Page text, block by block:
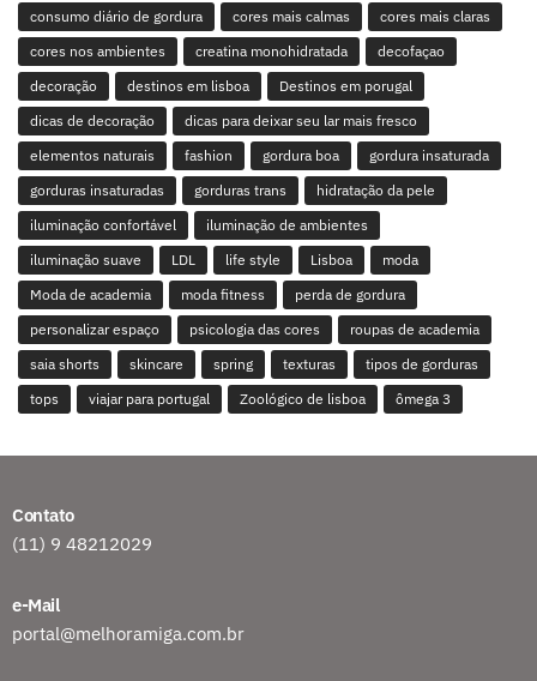
consumo diário de gordura
cores mais calmas
cores mais claras
cores nos ambientes
creatina monohidratada
decofaçao
decoração
destinos em lisboa
Destinos em porugal
dicas de decoração
dicas para deixar seu lar mais fresco
elementos naturais
fashion gordura boa
gordura insaturada
gorduras insaturadas
gorduras trans
hidratação da pele
iluminação confortável
iluminação de ambientes
iluminação suave
LDL life style Lisboa
moda
Moda de academia
moda fitness
perda de gordura
personalizar espaço
psicologia das cores
roupas de academia
saia shorts
skincare spring texturas
tipos de gorduras
tops
viajar para portugal Zoológico de lisboa ômega 3
Contato
(11) 9 48212029
e-Mail
portal@melhoramiga.com.br